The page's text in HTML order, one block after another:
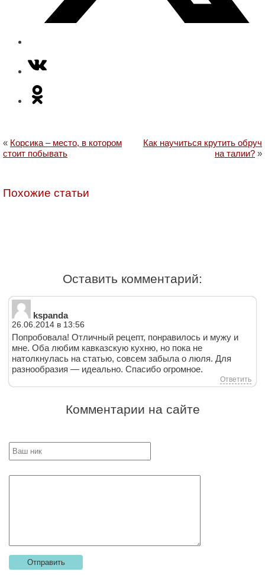
« Корсика – место, в котором
стоит побывать
Как научиться крутить обруч
на талии? »
Похожие статьи
Оставить комментарий:
kspanda
26.06.2014 в 13:56
Попробовала! Отличный рецепт, понравилось и мужу и
мне. Оба любим кавказскую кухню, но пока не
натолкнулась на статью, совсем забыла о люля. Для
разнообразия — идеально. Спасибо огромное.
Ответить
Комментарии на сайте